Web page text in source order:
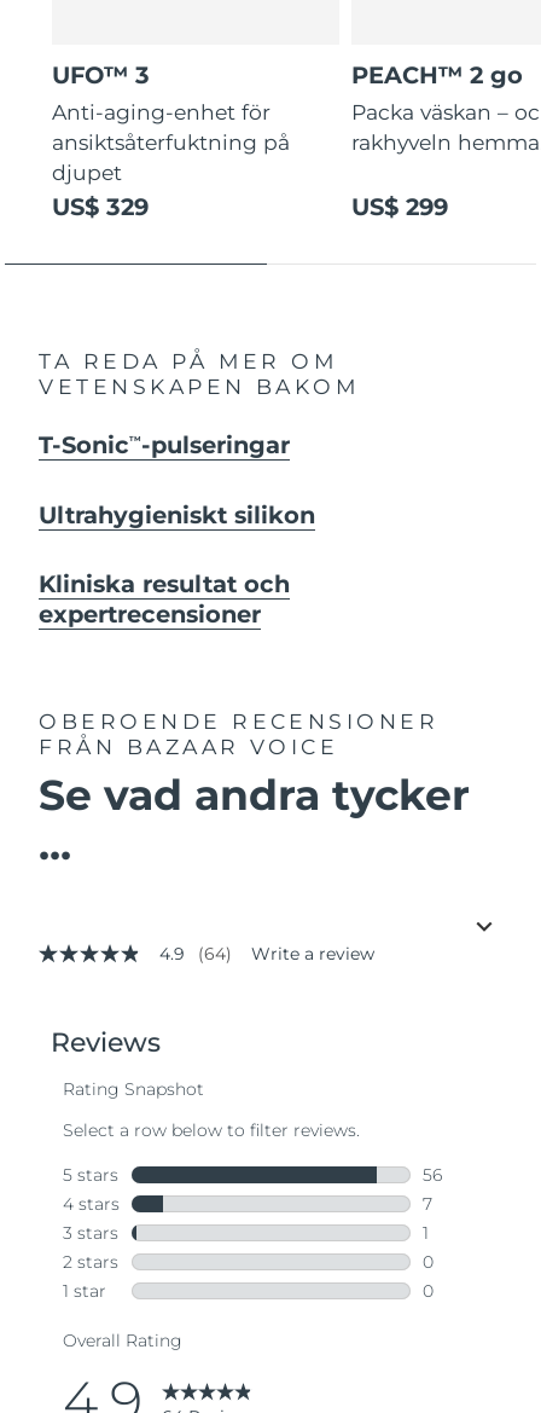
UFO™ 3
Anti-aging-enhet för
ansiktsåterfuktning på
djupet
US$ 329
PEACH™ 2 go
Packa väskan –
rakhyveln
US$ 299
TA REDA PÅ MER OM
VETENSKAPEN BAKOM
T-SonicTM -pulseringar
Ultrahygieniskt silikon
Kliniska resultat och
expertrecensioner
OBEROENDE RECENSIONER
FRÅN BAZAAR VOICE
Se vad andra tycker
...
4.9
stars,
average
value.
Same
page
link.
4.9 (64) Write a review